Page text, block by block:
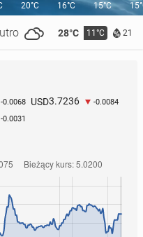
28°C 11°C 21
20°C 16°C 15°C
-0.0068 USD3.7236 -0.0084
-0.0031